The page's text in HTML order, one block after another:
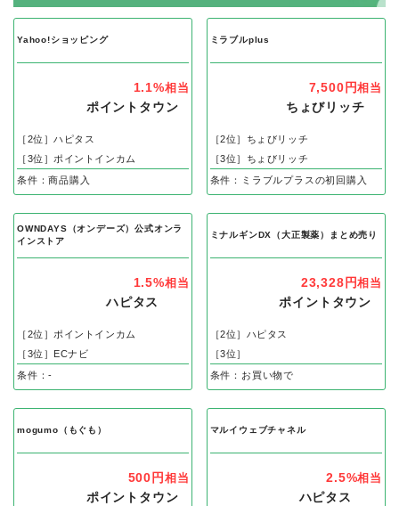
Yahoo!ショッピング
1.1%相当
ポイントタウン
［2位］ハピタス
［3位］ポイントインカム
条件：商品購入
ミラブルplus
7,500円相当
ちょびリッチ
［2位］ちょびリッチ
［3位］ちょびリッチ
条件：ミラブルプラスの初回購入
OWNDAYS（オンデーズ）公式オンラ
インストア
1.5%相当
ハピタス
［2位］ポイントインカム
［3位］ECナビ
条件：-
ミナルギンDX（大正製薬）まとめ売り
23,328円相当
ポイントタウン
［2位］ハピタス
［3位］
条件：お買い物で
mogumo（もぐも）
500円 相当
ポイントタウン
マルイウェブチャネル
2.5%相当
ハピタス